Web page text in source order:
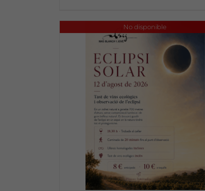
No disponible